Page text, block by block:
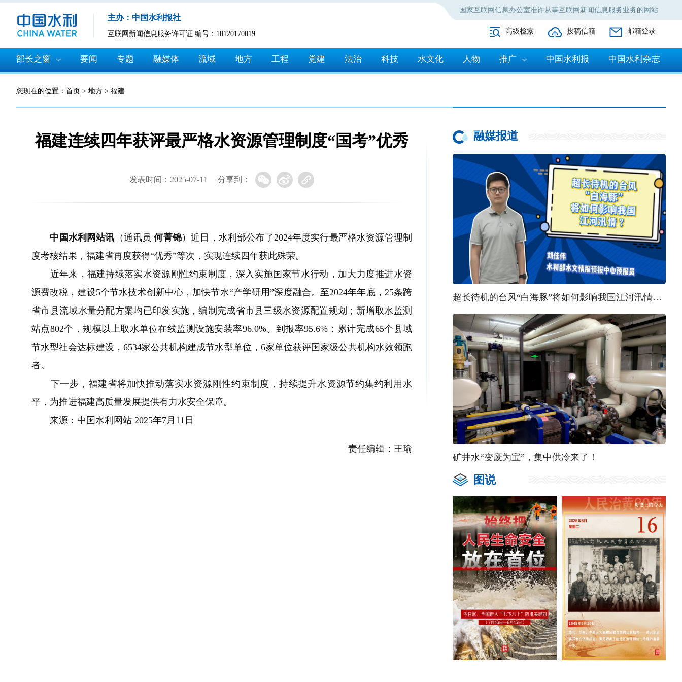
国家互联网信息办公室准许从事互联网新闻信息服务业务的网站
主办：中国水利报社
互联网新闻信息服务许可证 编号：10120170019 高级检索 投稿信箱 邮箱登录
部长之窗 要闻 专题 融媒体 流域 地方 工程 党建 法治 科技 水文化 人物 推广 中国水利报 中国水利杂志
您现在的位置： 首页 > 地方 > 福建
福建连续四年获评最严格水资源管理制度“国考”优秀
发表时间：2025-07-11 分享到：
中国水利网站讯 （通讯员何菁锦）近日，水利部公布了2024年度实行最严格水资源管理制
度考核结果，福建省再度获得“优秀”等次，实现连续四年获此殊荣。
近年来， 福建持续落实水资源刚性约束制度，深入实施国家节水行动，加大力度推进水资
源费改税，建设5个节水技术创新中心，加快节水“产学研用”深度融合。至2024年年底，25条跨
省市县流域水量分配方案均已印发实施，编制完成省市县三级水资源配置规划；新增取水监测
站点802个，规模以上取水单位在线监测设施安装率96.0%、到报率95.6%；累计完成65个县域
节水型社会达标建设，6534家公共机构建成节水型单位，6家单位获评国家级公共机构水效领跑
者。
下一步，福建省将加快推动落实水资源刚性约束制度，持续提升水资源节约集约利用水
平，为推进福建高质量发展提供有力水安全保障。
来源：中国水利网站 2025年7月11日
责任编辑：王瑜
融媒报道
超长待机的台风“白海豚”将如何影响我国江河汛情？ | 汛问水雨情
矿井水“变废为宝”，集中供冷来了！
图说